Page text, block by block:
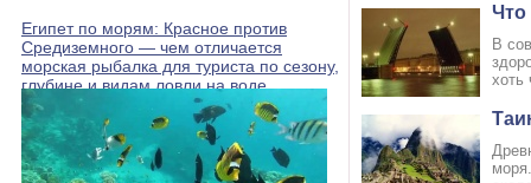
Египет по морям: Красное против
Средиземного — чем отличается
морская рыбалка для туриста по сезону,
глубине и видам ловли на воде
Что
В
хоть